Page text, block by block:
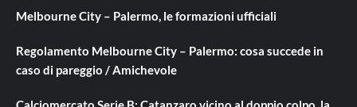
Melbourne City – Palermo, le formazioni ufficiali
Regolamento Melbourne City – Palermo: cosa succede in
caso di pareggio / Amichevole